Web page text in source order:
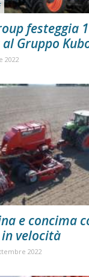
festeggia
Gruppo
2022
e concima
velocità
2022